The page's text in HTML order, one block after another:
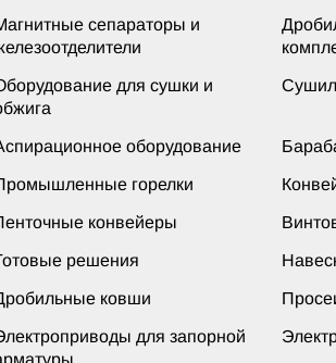
сепараторы и
для сушки и
оборудование
горелки
конвейеры
решения
ковши
для запорной